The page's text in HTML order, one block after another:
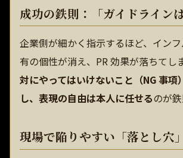
成功の鉄則：「ガイドライン
企業側が細かく指示するほど、イン
有の個性が消え、PR 効果が落ちてし
対にやってはいけないこと（NG 事項
し、表現の自由は本人に任せるのが鉄
現場で陥りやすい「落とし穴」